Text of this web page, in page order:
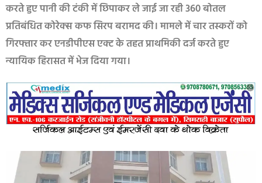
करते हुए पानी की टंकी में छिपाकर ले जाई जा रही 360 बोतल
प्रतिबंधित कोरेक्स कफ सिरप बरामद की। मामले में चार तस्करों को
गिरफ्तार कर एनडीपीएस एक्ट के तहत प्राथमिकी दर्ज करते हुए
न्यायिक हिरासत में भेज दिया गया।